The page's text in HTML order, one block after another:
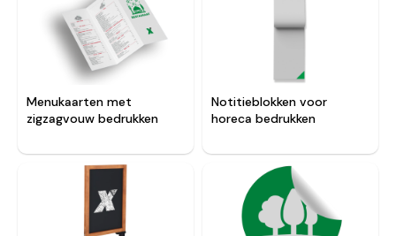
Menukaarten met
zigzagvouw bedrukken
Notitieblokken voor
horeca bedrukken